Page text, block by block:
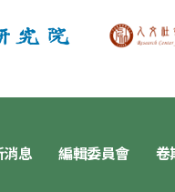
息 編輯委員會 卷